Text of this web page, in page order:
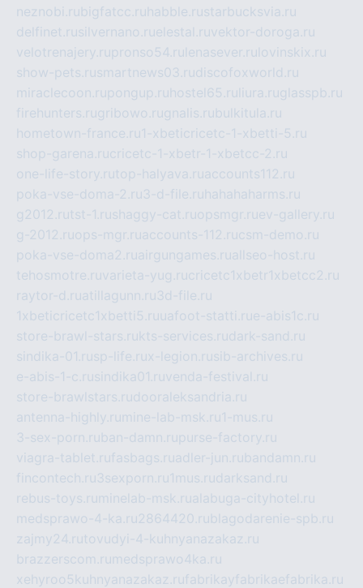
neznobi.rubigfatcc.ru habble.rustarbucksvia.ru
delfinet.rusilvernano.ruelestal.ruvektor-doroga.ru
velotrenajery.rupronso54.ru lenasever.ru lovinskix.ru
show-pets.rusmartnews03.rudiscofoxworld.ru
miraclecoon.rupongup.ru hostel65.ru liura.ruglasspb.ru
firehunters.rugribowo.rugnalis.rubulkitula.ru
hometown-france.ru1-xbeticricetc-1-xbetti-5.ru
shop-garena.rucricetc-1-xbetr-1-xbetcc-2.ru
one-life-story.rutop-halyava.ruaccounts112.ru
poka-vse-doma-2.ru3-d-file.ru hahahaharms.ru
g2012.rutst-1.rushaggy-cat.ruopsmgr.ruev-gallery.ru
g-2012.ruops-mgr.ruaccounts-112.rucsm-demo.ru
poka-vse-doma2.ruairgungames.ruallseo-host.ru
tehosmotre.ruvarieta-yug.rucricetc1xbetr1xbetcc2.ru
raytor-d.ruatillagunn.ru3d-file.ru
1xbeticricetc1xbetti5.ruuafoot-statti.rue-abis1c.ru
store-brawl-stars.rukts-services.rudark-sand.ru
sindika-01.rusp-life.rux-legion.rusib-archives.ru
e-abis-1-c.rusindika01.ruvenda-festival.ru
store-brawlstars.rudooraleksandria.ru
antenna-highly.ru mine-lab-msk.ru1-mus.ru
3-sex-porn.ruban-damn.rupurse-factory.ru
viagra-tablet.rufasbags.ruadler-jun.rubandamn.ru
fincontech.ru3sexporn.ru1mus.rudarksand.ru
rebus-toys.ru minelab-msk.rualabuga-cityhotel.ru
medsprawo-4-ka.ru2864420.rublagodarenie-spb.ru
zajmy24.rutovudyi-4-kuhnyanazakaz.ru
brazzerscom.ru medsprawo4ka.ru
xehyroo5kuhnyanazakaz.rufabrikayfabrikaefabrika.ru